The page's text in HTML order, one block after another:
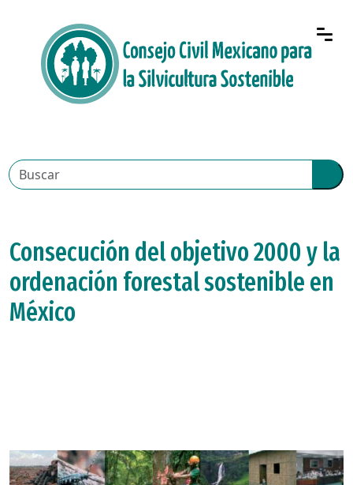
Consecución del objetivo 2000 y la
ordenación forestal sostenible en
México